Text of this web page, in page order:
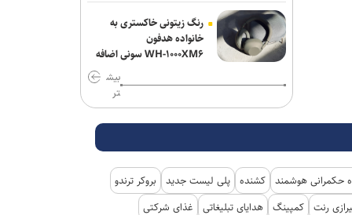
رنگ زیتونی خاکستری به
خانواده هدفون
WH-۱۰۰۰XM۶ سونی اضافه
بیش
تر
حکمرانی هوشمند کشنده پلی لیست جدید
بروکر ترندو
رنت کمپینگ هدایای تبلیغاتی غذای شرکتی